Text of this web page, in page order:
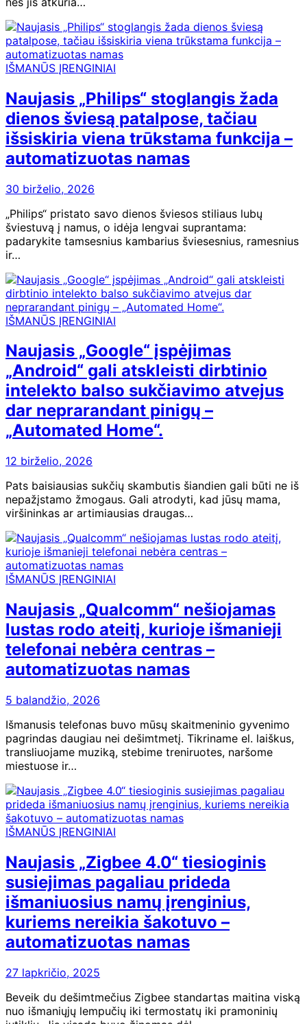
IŠMANŪS ĮRENGINIAI
Naujasis „Philips“ stoglangis žada
dienos šviesą patalpose, tačiau
išsiskiria viena trūkstama funkcija –
automatizuotas namas
30 birželio, 2026
„Philips“ pristato savo dienos šviesos stiliaus lubų
šviestuvą į namus, o idėja lengvai suprantama:
padarykite tamsesnius kambarius šviesesnius, ramesnius
ir…
IŠMANŪS ĮRENGINIAI
Naujasis „Google“ įspėjimas
„Android“ gali atskleisti dirbtinio
intelekto balso sukčiavimo atvejus
dar neprarandant pinigų –
„Automated Home“.
12 birželio, 2026
Pats baisiausias sukčių skambutis šiandien gali būti ne iš
nepažįstamo žmogaus. Gali atrodyti, kad jūsų mama,
viršininkas ar artimiausias draugas…
IŠMANŪS ĮRENGINIAI
Naujasis „Qualcomm“ nešiojamas
lustas rodo ateitį, kurioje išmanieji
telefonai nebėra centras –
automatizuotas namas
5 balandžio, 2026
Išmanusis telefonas buvo mūsų skaitmeninio gyvenimo
pagrindas daugiau nei dešimtmetį. Tikriname el. laiškus,
transliuojame muziką, stebime treniruotes, naršome
miestuose ir…
IŠMANŪS ĮRENGINIAI
Naujasis „Zigbee 4.0“ tiesioginis
susiejimas pagaliau prideda
išmaniuosius namų įrenginius,
kuriems nereikia šakotuvo –
automatizuotas namas
27 lapkričio, 2025
Beveik du dešimtmečius Zigbee standartas maitina viską
nuo išmaniųjų lempučių iki termostatų iki pramoninių